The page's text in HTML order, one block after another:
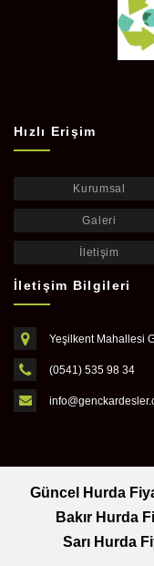
Hızlı Erişim
Kurumsal
Galeri
İletişim
İletişim Bilgileri
Yeşilkent Mahallesi
(0541) 535 98 34
Güncel Hurda
Bakır Hurda
Sarı Hurda